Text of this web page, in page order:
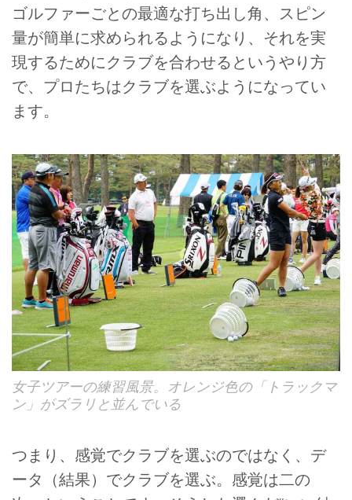
ゴルファーごとの最適な打ち出し角、スピン
量が簡単に求められるようになり、それを実
現するためにクラブを合わせるというやり方
で、プロたちはクラブを選ぶようになってい
ます。
女子ツアーの練習風景。オレンジ色の「トラックマ
ン」がズラリと並んでいる
つまり、感覚でクラブを選ぶのではなく、デ
ータ（結果）でクラブを選ぶ。感覚は二の